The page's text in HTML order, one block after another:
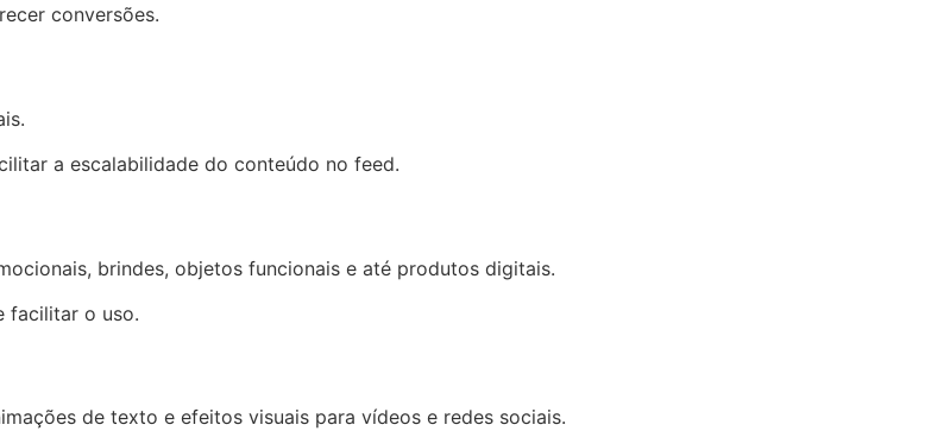
conversões.
a escalabilidade do conteúdo no feed.
brindes, objetos funcionais e até produtos digitais.
facilitar o uso.
de texto e efeitos visuais para vídeos e redes sociais.